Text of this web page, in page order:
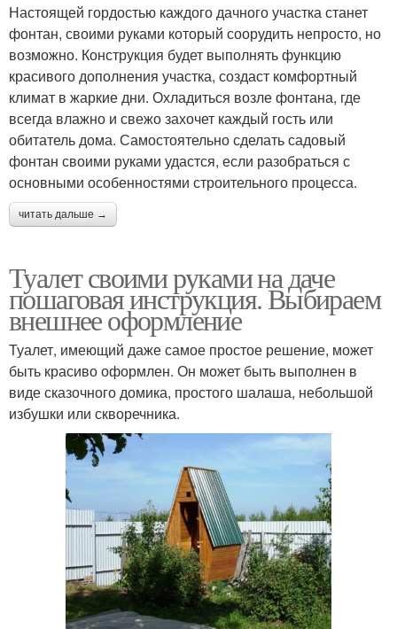
Настоящей гордостью каждого дачного участка станет
фонтан, своими руками который соорудить непросто, но
возможно. Конструкция будет выполнять функцию
красивого дополнения участка, создаст комфортный
климат в жаркие дни. Охладиться возле фонтана, где
всегда влажно и свежо захочет каждый гость или
обитатель дома. Самостоятельно сделать садовый
фонтан своими руками удастся, если разобраться с
основными особенностями строительного процесса.
читать дальше →
Туалет своими руками на даче
пошаговая инструкция. Выбираем
внешнее оформление
Туалет, имеющий даже самое простое решение, может
быть красиво оформлен. Он может быть выполнен в
виде сказочного домика, простого шалаша, небольшой
избушки или скворечника.